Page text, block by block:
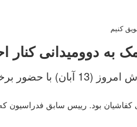
کنیم
به دوومیدانی
برنامه جهان ورزش رادیو
کفاشیان بود. رییس سابق